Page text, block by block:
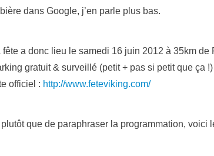
bière dans Google, j’en parle plus bas.
fête a donc lieu le samedi 16 juin 2012 à 35km
gratuit & surveillé (petit + pas si petit que ça !)
officiel : http://www.feteviking.com/
plutôt que de paraphraser la programmation, voici